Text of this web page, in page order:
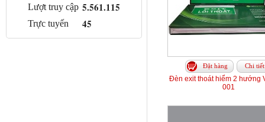
Lượt truy cập 5.561.115
Trực tuyến 45
Đặt hàng Chi tiết
Đèn exit thoát hiểm 2 hướng
001